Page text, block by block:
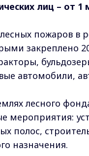
лиц – от 1
пожаров в
закреплено
автомобили,
лесного
мероприятия:
полос,
назначения.